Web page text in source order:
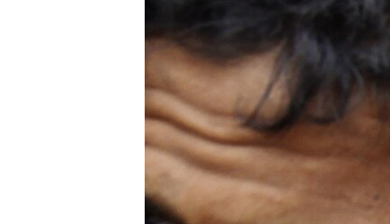
ПОДПИШИТЕСЬ НА РАССЫЛКУ